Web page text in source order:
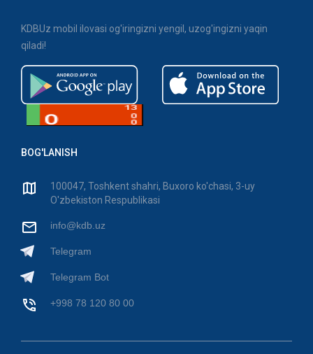
KDBUz mobil ilovasi og'iringizni yengil, uzog'ingizni yaqin
qiladi!
BOG'LANISH
100047, Toshkent shahri, Buxoro ko'chasi, 3-uy
O'zbekiston Respublikasi
info@kdb.uz
Telegram
Telegram Bot
+998 78 120 80 00